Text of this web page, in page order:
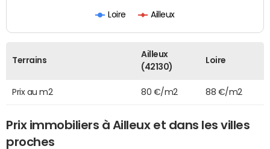
Loire Ailleux
Terrains
Ailleux
(42130)
Loire
Prix au m2 80 €/m2 88 €/m2
Prix immobiliers à Ailleux et dans les villes
proches